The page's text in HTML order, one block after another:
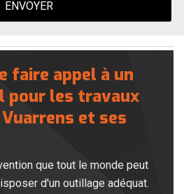
faire appel à un
pour les travaux
et ses
que tout le monde peut
d'un outillage adéquat.